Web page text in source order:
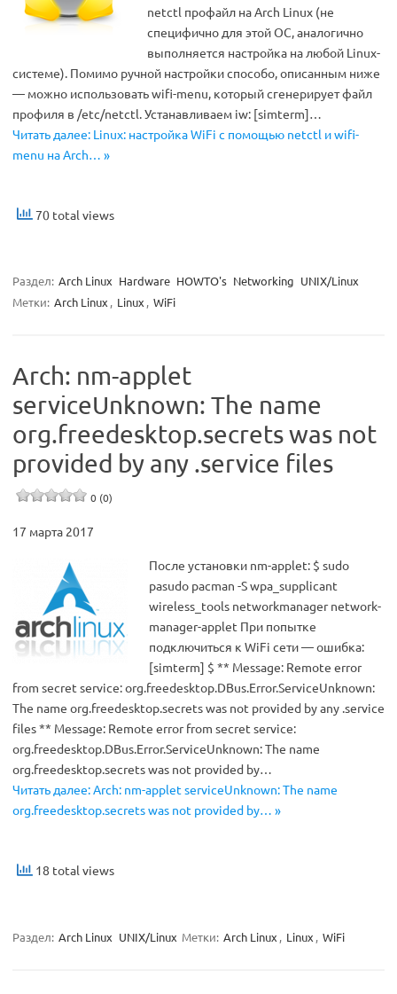
netctl профайл на Arch Linux (не
специфично для этой ОС, аналогично
выполняется настройка на любой Linux-
системе). Помимо ручной настройки способо, описанным ниже
— можно использовать wifi-menu, который сгенерирует файл
профиля в /etc/netctl. Устанавливаем iw: [simterm]…
Читать далее: Linux: настройка WiFi с помощью netctl и wifi-
menu на Arch… »
70 total views
Раздел: Arch Linux Hardware HOWTO's Networking UNIX/Linux
Метки: Arch Linux , Linux , WiFi
Arch: nm-applet
serviceUnknown: The name
org.freedesktop.secrets was not
provided by any .service files
0 (0)
17 марта 2017
После установки nm-applet: $ sudo
pasudo pacman -S wpa_supplicant
wireless_tools networkmanager network-
manager-applet При попытке
подключиться к WiFi сети — ошибка:
[simterm] $ ** Message: Remote error
from secret service: org.freedesktop.DBus.Error.ServiceUnknown:
The name org.freedesktop.secrets was not provided by any .service
files ** Message: Remote error from secret service:
org.freedesktop.DBus.Error.ServiceUnknown: The name
org.freedesktop.secrets was not provided by…
Читать далее: Arch: nm-applet serviceUnknown: The name
org.freedesktop.secrets was not provided by… »
18 total views
Раздел: Arch Linux UNIX/Linux Метки: Arch Linux , Linux , WiFi